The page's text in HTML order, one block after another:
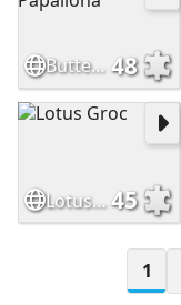
Butterfly - Papallona 48
Lotus Groc45
1